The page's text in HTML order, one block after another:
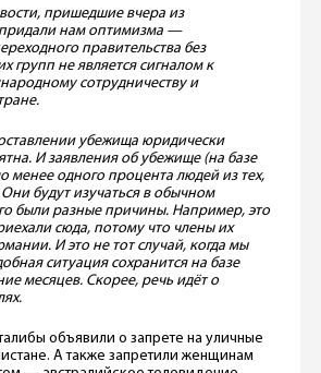
пришедшие вчера из
нам оптимизма —
правительства без
групп не является сигналом к
сотрудничеству и
убежища юридически
И заявления об убежище (на базе
менее одного процента людей из тех,
будут изучаться в обычном
были разные причины. Например, это
сюда, потому что члены их
И это не тот случай, когда мы
ситуация сохранится на базе
месяцев. Скорее, речь идёт о
объявили о запрете на уличные
А также запретили женщинам